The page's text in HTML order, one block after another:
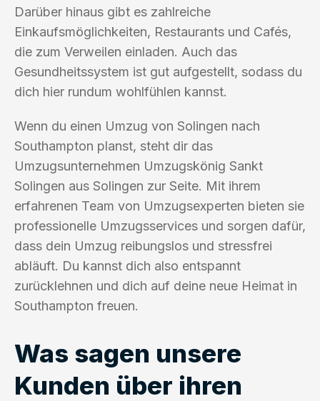
Darüber hinaus gibt es zahlreiche
Einkaufsmöglichkeiten, Restaurants und Cafés,
die zum Verweilen einladen. Auch das
Gesundheitssystem ist gut aufgestellt, sodass du
dich hier rundum wohlfühlen kannst.
Wenn du einen Umzug von Solingen nach
Southampton planst, steht dir das
Umzugsunternehmen Umzugskönig Sankt
Solingen aus Solingen zur Seite. Mit ihrem
erfahrenen Team von Umzugsexperten bieten sie
professionelle Umzugsservices und sorgen dafür,
dass dein Umzug reibungslos und stressfrei
abläuft. Du kannst dich also entspannt
zurücklehnen und dich auf deine neue Heimat in
Southampton freuen.
Was sagen unsere
Kunden über ihren